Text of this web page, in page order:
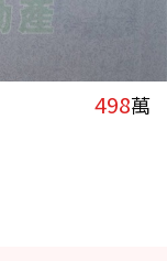
498萬